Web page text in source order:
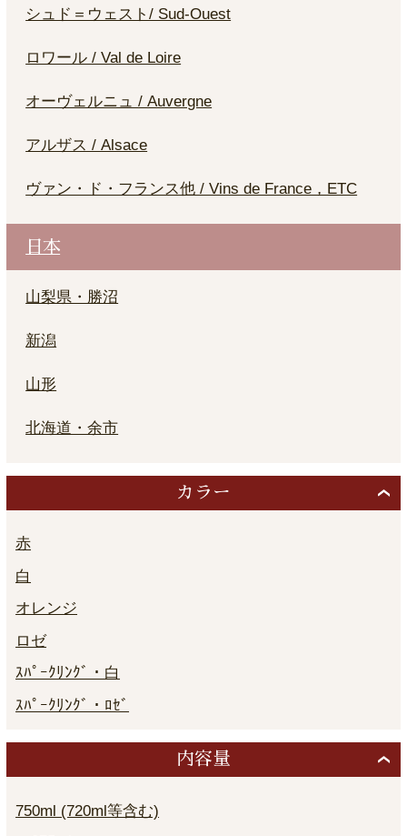
シュド＝ウェスト/ Sud-Ouest
ロワール / Val de Loire
オーヴェルニュ / Auvergne
アルザス / Alsace
ヴァン・ド・フランス他 / Vins de France，ETC
日本
山梨県・勝沼
新潟
山形
北海道・余市
カラー
赤
白
オレンジ
ロゼ
ｽﾊﾟｰｸﾘﾝｸﾞ・白
ｽﾊﾟｰｸﾘﾝｸﾞ・ﾛｾﾞ
内容量
750ml (720ml等含む)